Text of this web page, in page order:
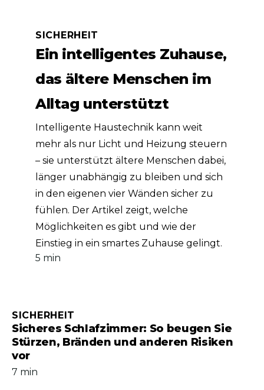
Ein intelligentes Zuhause,
das ältere Menschen im
Alltag unterstützt
SICHERHEIT
5 min
Intelligente Haustechnik kann weit
mehr als nur Licht und Heizung steuern
– sie unterstützt ältere Menschen dabei,
länger unabhängig zu bleiben und sich
in den eigenen vier Wänden sicher zu
fühlen. Der Artikel zeigt, welche
Möglichkeiten es gibt und wie der
Einstieg in ein smartes Zuhause gelingt.
Sicheres Schlafzimmer: So beugen Sie
Stürzen, Bränden und anderen Risiken
vor
SICHERHEIT
7 min